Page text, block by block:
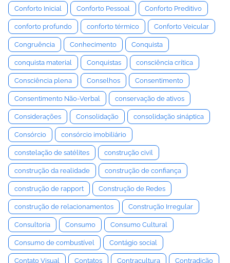
Conforto Inicial Conforto Pessoal Conforto Preditivo
conforto profundo conforto térmico Conforto Veicular
Congruência Conhecimento Conquista
conquista material Conquistas consciência crítica
Consciência plena Conselhos Consentimento
Consentimento Não-Verbal conservação de ativos
Considerações Consolidação consolidação sináptica
Consórcio consórcio imobiliário
constelação de satélites construção civil
construção da realidade construção de confiança
construção de rapport Construção de Redes
construção de relacionamentos Construção Irregular
Consultoria Consumo Consumo Cultural
Consumo de combustível Contágio social
Contato Visual Contatos Contracultura Contradição